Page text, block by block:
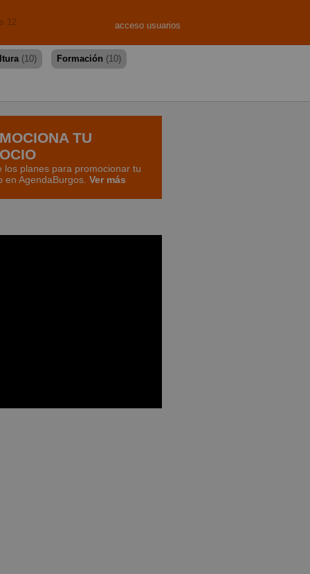
acceso usuarios
12
(10) Formación (10)
TU
los planes para promocionar tu
en AgendaBurgos. Ver más